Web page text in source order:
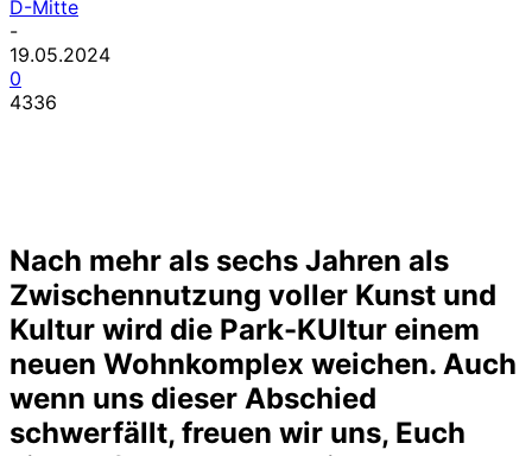
D-Mitte
-
19.05.2024
0
4336
Nach mehr als sechs Jahren als
Zwischennutzung voller Kunst und
Kultur wird die Park-KUltur einem
neuen Wohnkomplex weichen. Auch
wenn uns dieser Abschied
schwerfällt, freuen wir uns, Euch